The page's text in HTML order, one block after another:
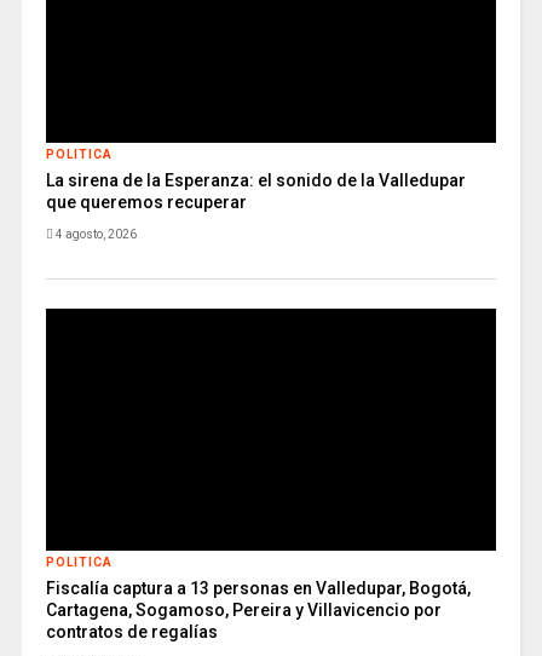
POLITICA
La sirena de la Esperanza: el sonido de la Valledupar
que queremos recuperar
4 agosto, 2026
POLITICA
Fiscalía captura a 13 personas en Valledupar, Bogotá,
Cartagena, Sogamoso, Pereira y Villavicencio por
contratos de regalías